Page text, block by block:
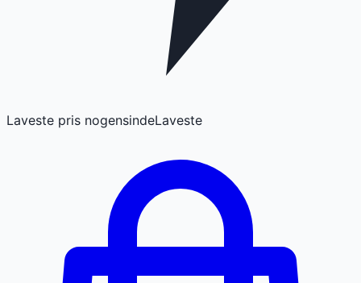
Laveste pris nogensindeLaveste